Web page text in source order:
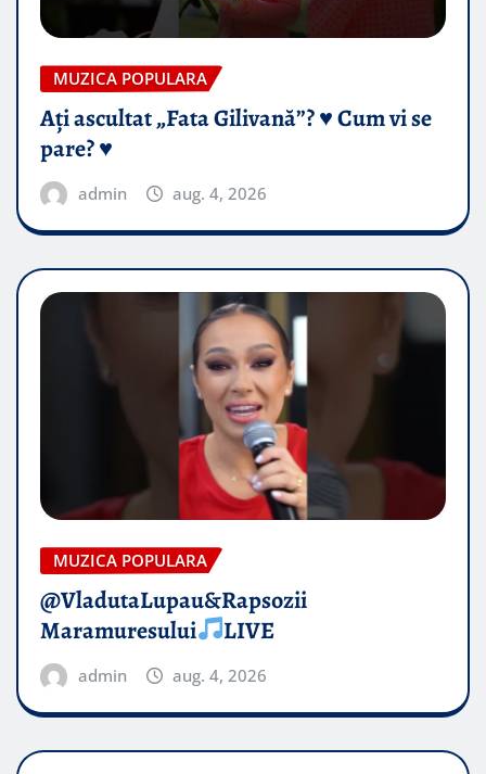
MUZICA POPULARA
Ați ascultat „Fata Gilivană”? ♥️ Cum vi se
pare? ♥️
admin aug. 4, 2026
MUZICA POPULARA
@VladutaLupau&Rapsozii
Maramuresului
LIVE
admin aug. 4, 2026